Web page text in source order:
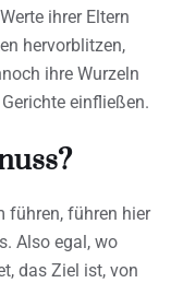
ihrer Eltern
hervorblitzen,
ihre Wurzeln
einfließen.
führen, führen hier
Also egal, wo
das Ziel ist, von